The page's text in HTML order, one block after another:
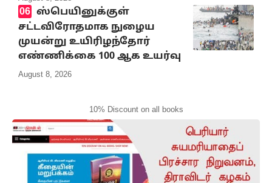
ஸ்பெயினுக்குள்
சட்டவிரோதமாக நுழைய
முயன்று உயிரிழந்தோர்
எண்ணிக்கை 100 ஆக உயர்வு
August 8, 2026
10% Discount on all books